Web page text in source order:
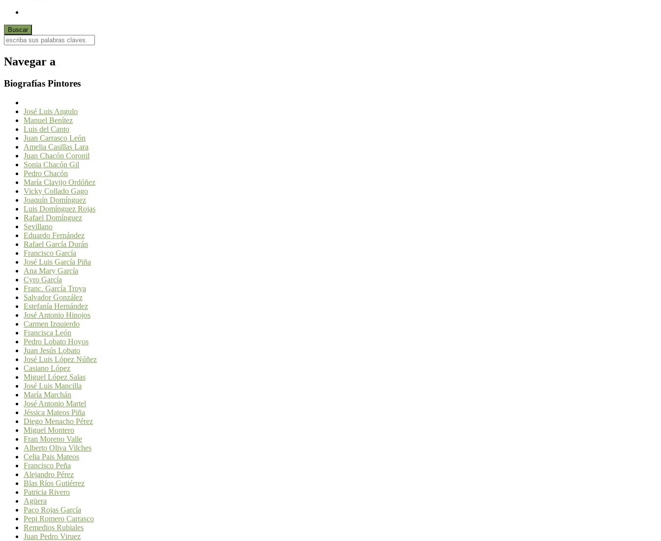
Navegar a
Biografías Pintores
José Luis Angulo
Manuel Benítez
Luis del Canto
Juan Carrasco León
Amelia Casillas Lara
Juan Chacón Coronil
Sonia Chacón Gil
Pedro Chacón
María Clavijo Ordóñez
Vicky Collado Gago
Joaquín Domínguez
Luis Domínguez Rojas
Rafael Domínguez
Sevillano
Eduardo Fernández
Rafael García Durán
Francisco García
José Luis García Piña
Ana Mary García
Cyro García
Franc. García Troya
Salvador González
Estefanía Hernández
José Antonio Hinojos
Carmen Izquierdo
Francisca León
Pedro Lobato Hoyos
Juan Jesús Lobato
José Luis López Núñez
Casiano López
Miguel López Salas
José Luis Mancilla
María Marchán
José Antonio Martel
Jéssica Mateos Piña
Diego Menacho Pérez
Miguel Montero
Fran Moreno Valle
Alberto Oliva Vilches
Celia Pais Mateos
Francisco Peña
Alejandro Pérez
Blas Ríos Gutiérrez
Patricia Rivero
Agüera
Paco Rojas García
Pepi Romero Carrasco
Remedios Rubiales
Juan Pedro Viruez